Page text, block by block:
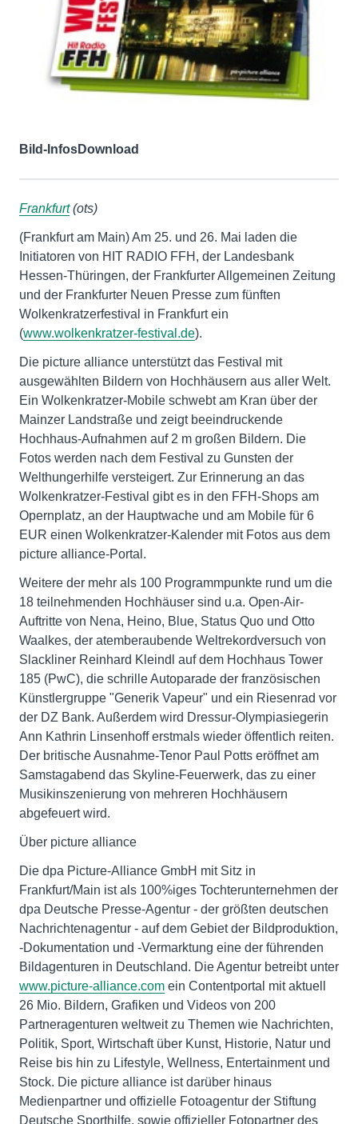
Bild-InfosDownload
Frankfurt(ots)
(Frankfurt am Main) Am 25. und 26. Mai laden die
Initiatoren von HIT RADIO FFH, der Landesbank
Hessen-Thüringen, der Frankfurter Allgemeinen Zeitung
und der Frankfurter Neuen Presse zum fünften
Wolkenkratzerfestival in Frankfurt ein
(www.wolkenkratzer-festival.de).
Die picture alliance unterstützt das Festival mit
ausgewählten Bildern von Hochhäusern aus aller Welt.
Ein Wolkenkratzer-Mobile schwebt am Kran über der
Mainzer Landstraße und zeigt beeindruckende
Hochhaus-Aufnahmen auf 2 m großen Bildern. Die
Fotos werden nach dem Festival zu Gunsten der
Welthungerhilfe versteigert. Zur Erinnerung an das
Wolkenkratzer-Festival gibt es in den FFH-Shops am
Opernplatz, an der Hauptwache und am Mobile für 6
EUR einen Wolkenkratzer-Kalender mit Fotos aus dem
picture alliance-Portal.
Weitere der mehr als 100 Programmpunkte rund um die
18 teilnehmenden Hochhäuser sind u.a. Open-Air-
Auftritte von Nena, Heino, Blue, Status Quo und Otto
Waalkes, der atemberaubende Weltrekordversuch von
Slackliner Reinhard Kleindl auf dem Hochhaus Tower
185 (PwC), die schrille Autoparade der französischen
Künstlergruppe "Generik Vapeur" und ein Riesenrad vor
der DZ Bank. Außerdem wird Dressur-Olympiasiegerin
Ann Kathrin Linsenhoff erstmals wieder öffentlich reiten.
Der britische Ausnahme-Tenor Paul Potts eröffnet am
Samstagabend das Skyline-Feuerwerk, das zu einer
Musikinszenierung von mehreren Hochhäusern
abgefeuert wird.
Über picture alliance
Die dpa Picture-Alliance GmbH mit Sitz in
Frankfurt/Main ist als 100%iges Tochterunternehmen der
dpa Deutsche Presse-Agentur - der größten deutschen
Nachrichtenagentur - auf dem Gebiet der Bildproduktion,
-Dokumentation und -Vermarktung eine der führenden
Bildagenturen in Deutschland. Die Agentur betreibt unter
www.picture-alliance.com ein Contentportal mit aktuell
26 Mio. Bildern, Grafiken und Videos von 200
Partneragenturen weltweit zu Themen wie Nachrichten,
Politik, Sport, Wirtschaft über Kunst, Historie, Natur und
Reise bis hin zu Lifestyle, Wellness, Entertainment und
Stock. Die picture alliance ist darüber hinaus
Medienpartner und offizielle Fotoagentur der Stiftung
Deutsche Sporthilfe, sowie offizieller Fotopartner des